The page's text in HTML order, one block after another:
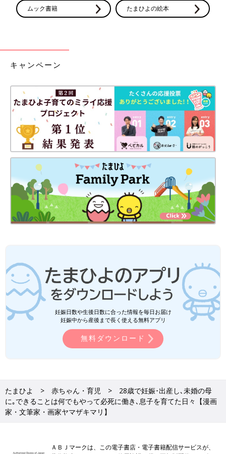
ムック書籍 たまひよの絵本
キャンペーン
妊娠日数や生後日数に合った情報を毎日お届け
妊娠中から産後まで長く使える無料アプリ
無料ダウンロード
たまひよ 赤ちゃん・育児
28歳で妊娠･出産し､未婚の母
に｡できることは何でもやって必死に働き､息子を育てた日々【漫画
家・文筆家・画家ヤマザキマリ】
ＡＢＪマークは、この電子書店・電子書籍配信サービスが、